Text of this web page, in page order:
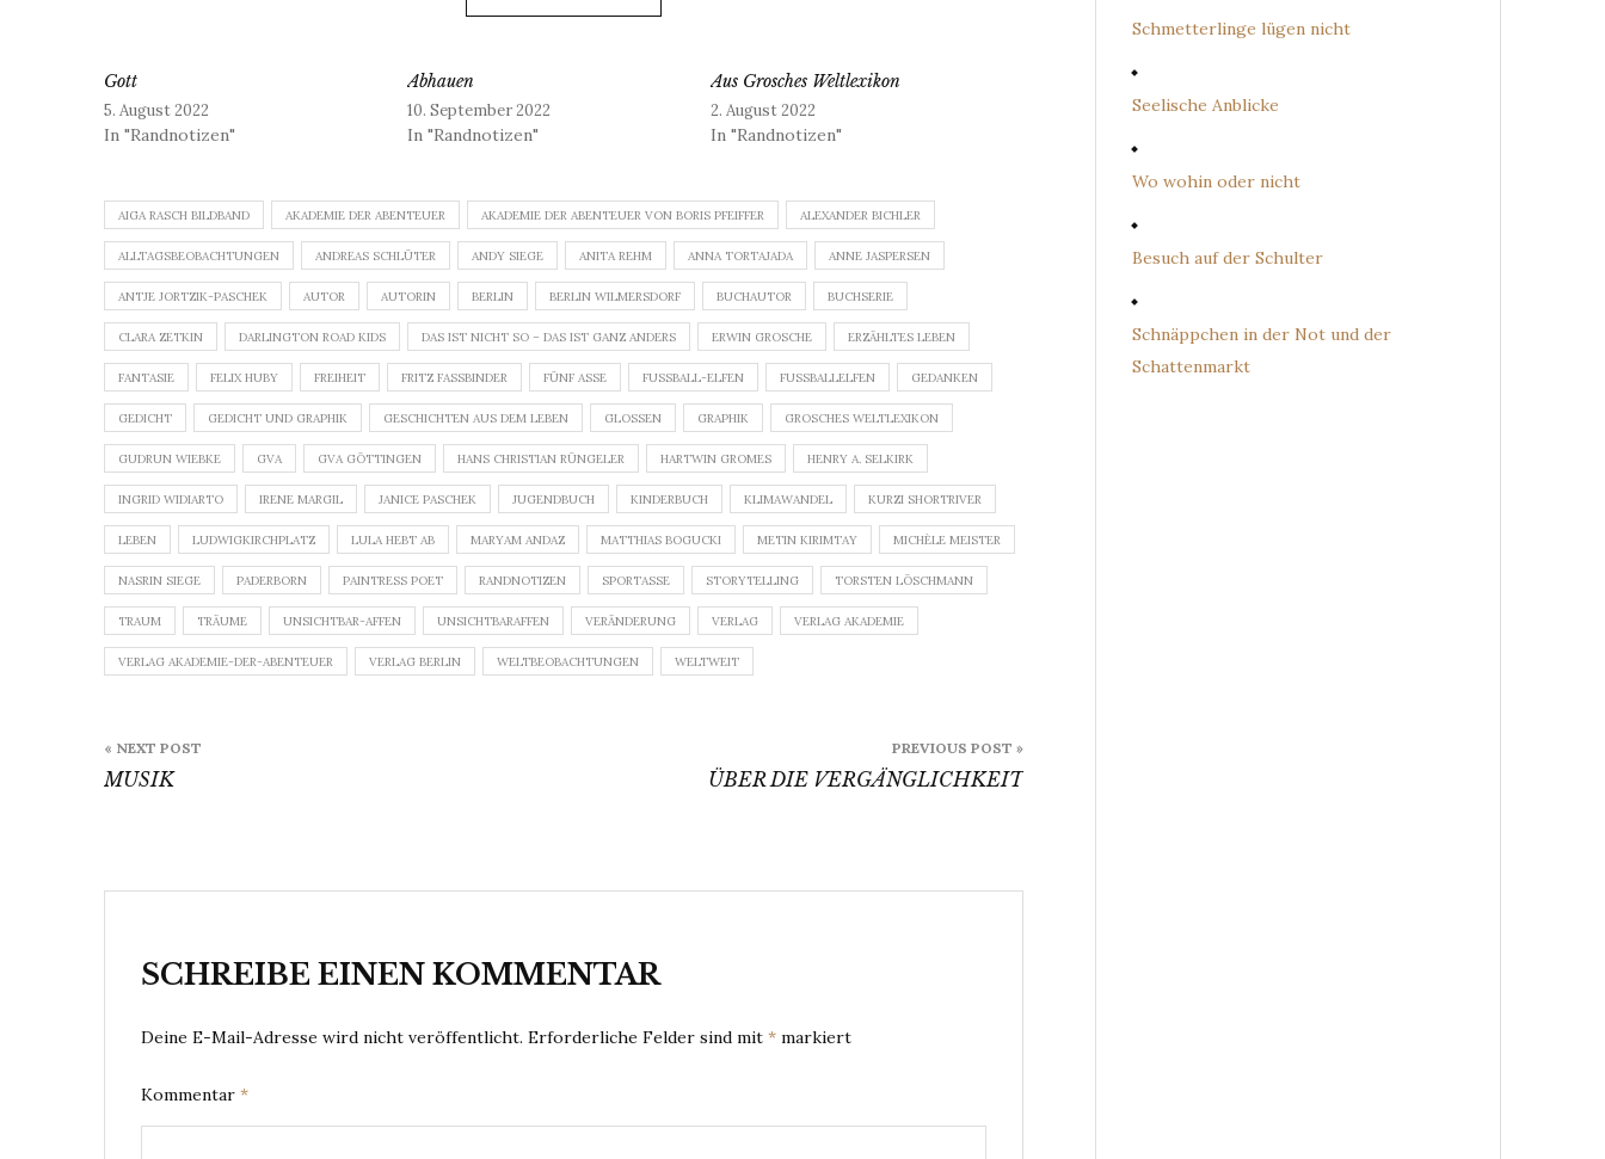
Gott
5. August 2022
In "Randnotizen"
Abhauen
10. September 2022
In "Randnotizen"
Aus Grosches Weltlexikon
2. August 2022
In "Randnotizen"
AIGA RASCH BILDBAND AKADEMIE DER ABENTEUER AKADEMIE DER ABENTEUER VON BORIS PFEIFFER ALEXANDER BICHLER
ALLTAGSBEOBACHTUNGEN ANDREAS SCHLÜTER ANDY SIEGE ANITA REHM ANNA TORTAJADA ANNE JASPERSEN
ANTJE JORTZIK-PASCHEK AUTOR AUTORIN BERLIN BERLIN WILMERSDORF BUCHAUTOR BUCHSERIE
CLARA ZETKIN DARLINGTON ROAD KIDS DAS IST NICHT SO – DAS IST GANZ ANDERS ERWIN GROSCHE ERZÄHLTES LEBEN
FANTASIE FELIX HUBY FREIHEIT FRITZ FASSBINDER FÜNF ASSE FUSSBALL-ELFEN FUSSBALLELFEN GEDANKEN
GEDICHT GEDICHT UND GRAPHIK GESCHICHTEN AUS DEM LEBEN GLOSSEN GRAPHIK GROSCHES WELTLEXIKON
GUDRUN WIEBKE GVA GVA GÖTTINGEN HANS CHRISTIAN RÜNGELER HARTWIN GROMES HENRY A. SELKIRK
INGRID WIDIARTO IRENE MARGIL JANICE PASCHEK JUGENDBUCH KINDERBUCH KLIMAWANDEL KURZI SHORTRIVER
LEBEN LUDWIGKIRCHPLATZ LULA HEBT AB MARYAM ANDAZ MATTHIAS BOGUCKI METIN KIRIMTAY MICHÈLE MEISTER
NASRIN SIEGE PADERBORN PAINTRESS POET RANDNOTIZEN SPORTASSE STORYTELLING TORSTEN LÖSCHMANN
TRAUM TRÄUME UNSICHTBAR-AFFEN UNSICHTBARAFFEN VERÄNDERUNG VERLAG VERLAG AKADEMIE
VERLAG AKADEMIE-DER-ABENTEUER VERLAG BERLIN WELTBEOBACHTUNGEN WELTWEIT
PREVIOUS POST »
ÜBER DIE VERGÄNGLICHKEIT
« NEXT POST
MUSIK
SCHREIBE EINEN KOMMENTAR
Deine E-Mail-Adresse wird nicht veröffentlicht. Erforderliche Felder sind mit * markiert
Kommentar *
Schmetterlinge lügen nicht
Seelische Anblicke
Wo wohin oder nicht
Besuch auf der Schulter
Schnäppchen in der Not und der
Schattenmarkt